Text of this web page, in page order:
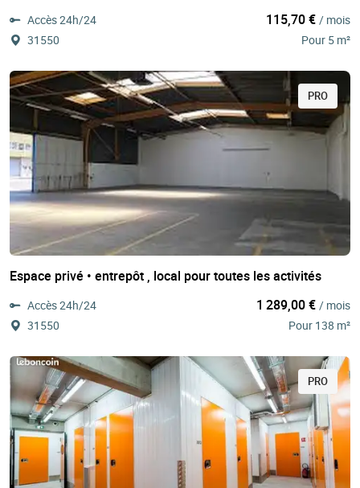
Accès 24h/24
31550
115,70 € / mois
Pour 5 m²
PRO
Espace privé • entrepôt , local pour toutes les activités
Accès 24h/24
31550
1 289,00 € / mois
Pour 138 m²
PRO